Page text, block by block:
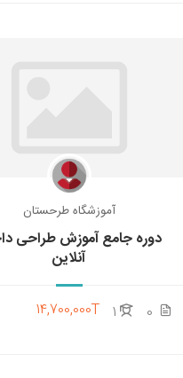
آموزشگاه طرحستان
دوره جامع آموزش طراحی
آنلاین
0
1
14,700,000T